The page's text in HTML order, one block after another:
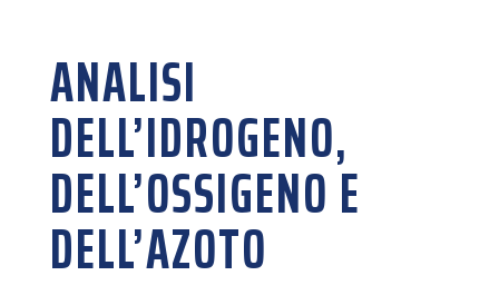
ANALISI
DELL’IDROGENO,
DELL’OSSIGENO E
DELL’AZOTO